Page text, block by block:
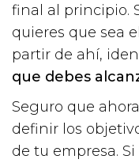
final al principio.
quieres que sea
partir de ahí,
que debes
Seguro que
definir los
de tu empresa.